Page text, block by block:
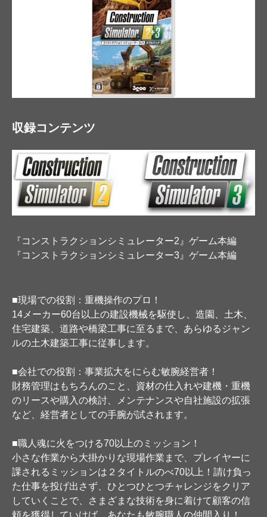
収録コンテンツ
『コンストラクションシミュレーター2』ゲーム本編
『コンストラクションシミュレーター3』ゲーム本編
■現場での役割：重機操作のプロ！
14メーカー60台以上の建設機械を駆使し、造園、土木、
住宅建築、道路や橋梁工事に至るまで、あらゆるジャン
ルの土木建築工事に従事します。
■会社での役割：事業拡大をにらむ敏腕経営者！
財務管理はもちろんのこと、資材の仕入れや建機・重機
のリースや購入の検討、メンテナンスや自社施設の拡張
など、経営者としての手腕が試されます。
■職人魂に火をつける70以上のミッション！
小さな作業から大掛かりな現場作業まで、プレイヤーに
課されるミッションは２タイトルのべ70以上！請け負っ
た仕事を投げ出さず、ひとつひとつチャレンジをクリア
していくことで、さまざまな技術を身に着けて顧客の信
頼を獲得していけば、あなたも敏腕職人の仲間入り！